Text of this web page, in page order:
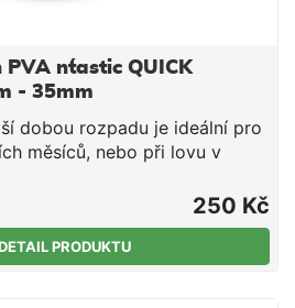
n´tastic QUICK
- 35mm
dobou rozpadu je ideální pro
měsíců, nebo při lovu v
kvalitní produkt, při kterém
nedochází ke svévolnému
se výborně plní i velmi
budete moci spolu s
250 Kč
PRODUKTU